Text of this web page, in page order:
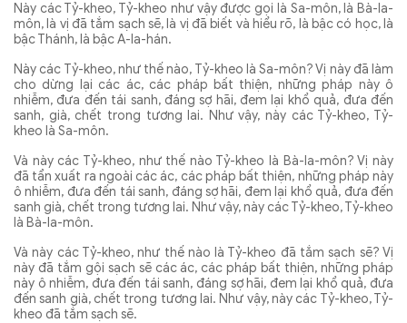
Này các Tỷ-kheo, Tỷ-kheo như vậy được gọi là Sa-môn, là Bà-la-
môn, là vị đã tắm sạch sẽ, là vị đã biết và hiểu rõ, là bậc có học, là
bậc Thánh, là bậc A-la-hán.
Này các Tỷ-kheo, như thế nào, Tỷ-kheo là Sa-môn? Vị này đã làm
cho dừng lại các ác, các pháp bất thiện, những pháp này ô
nhiễm, đưa đến tái sanh, đáng sợ hãi, đem lại khổ quả, đưa đến
sanh, già, chết trong tương lai. Như vậy, này các Tỷ-kheo, Tỷ-
kheo là Sa-môn.
Và này các Tỷ-kheo, như thế nào Tỷ-kheo là Bà-la-môn? Vị này
đã tẩn xuất ra ngoài các ác, các pháp bất thiện, những pháp này
ô nhiễm, đưa đến tái sanh, đáng sợ hãi, đem lại khổ quả, đưa đến
sanh già, chết trong tương lai. Như vậy, này các Tỷ-kheo, Tỷ-kheo
là Bà-la-môn.
Và này các Tỷ-kheo, như thế nào là Tỷ-kheo đã tắm sạch sẽ? Vị
này đã tắm gội sạch sẽ các ác, các pháp bất thiện, những pháp
này ô nhiễm, đưa đến tái sanh, đáng sợ hãi, đem lại khổ quả, đưa
đến sanh già, chết trong tương lai. Như vậy, này các Tỷ-kheo, Tỷ-
kheo đã tắm sạch sẽ.